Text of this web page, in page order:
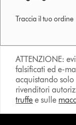
Traccia il tuo ordine
ATTENZIONE:
falsificati ed e-
acquistando
rivenditori
truffe e sulle